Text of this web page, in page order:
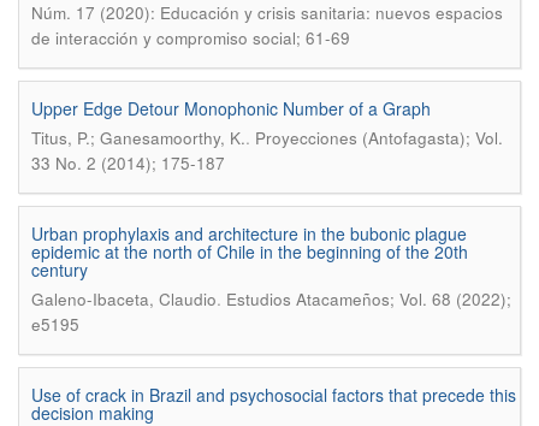
Núm. 17 (2020): Educación y crisis sanitaria: nuevos espacios
de interacción y compromiso social; 61-69
Upper Edge Detour Monophonic Number of a Graph
Titus, P.; Ganesamoorthy, K.. Proyecciones (Antofagasta); Vol.
33 No. 2 (2014); 175-187
Urban prophylaxis and architecture in the bubonic plague
epidemic at the north of Chile in the beginning of the 20th
century
Galeno-Ibaceta, Claudio. Estudios Atacameños; Vol. 68 (2022);
e5195
Use of crack in Brazil and psychosocial factors that precede this
decision making